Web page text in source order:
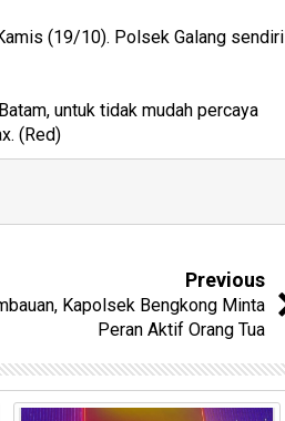
(19/10). Polsek Galang sendiri
untuk tidak mudah percaya
(Red)
Previous
Kapolsek Bengkong Minta
Peran Aktif Orang Tua